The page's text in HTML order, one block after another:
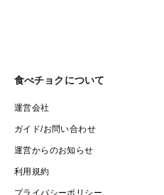
食べチョクについて
運営会社
ガイド/お問い合わせ
運営からのお知らせ
利用規約
プライバシーポリシー